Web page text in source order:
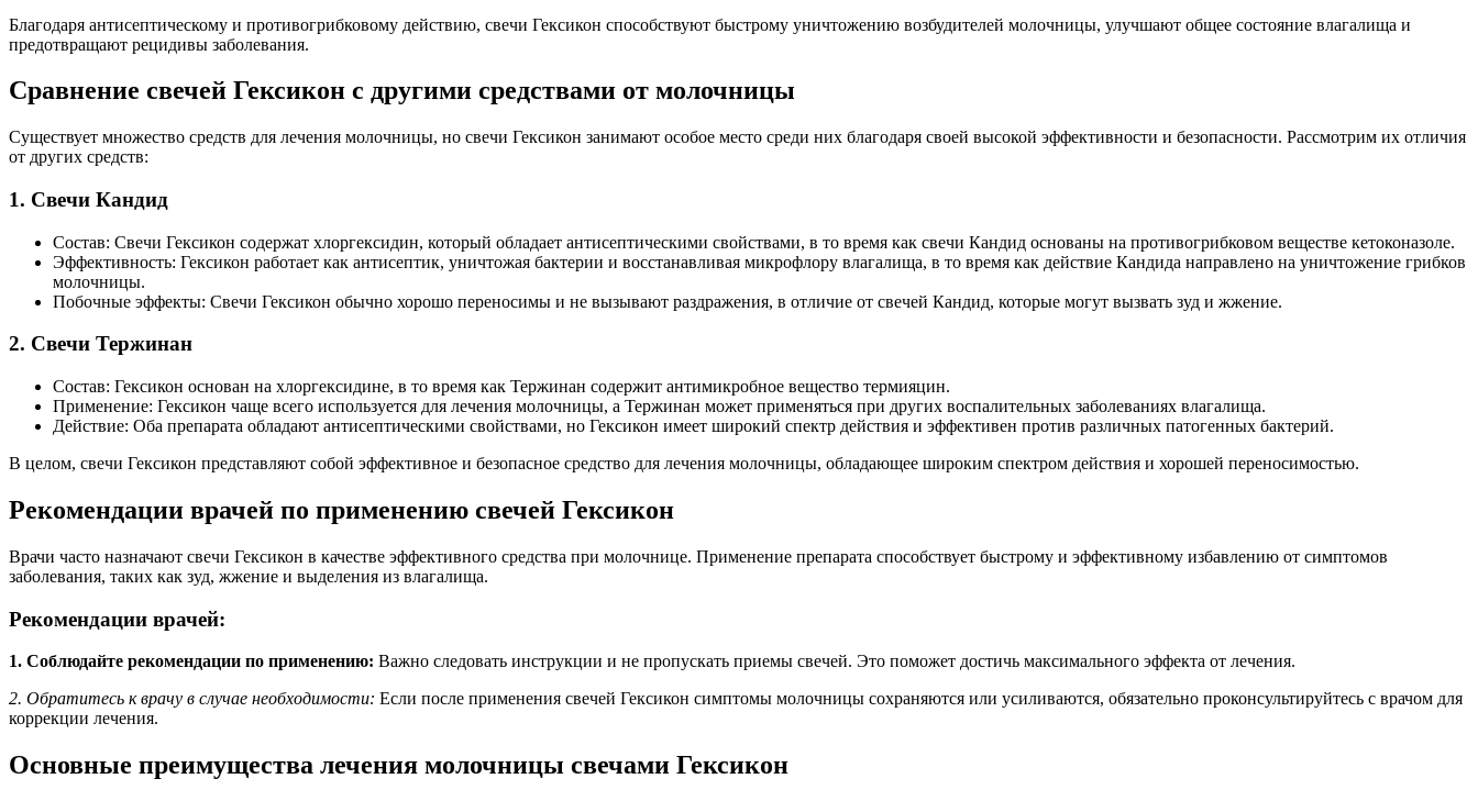
Благодаря антисептическому и противогрибковому действию, свечи Гексикон способствуют быстрому уничтожению возбудителей молочницы, улучшают общее состояние влагалища и
предотвращают рецидивы заболевания.
Сравнение свечей Гексикон с другими средствами от молочницы
Существует множество средств для лечения молочницы, но свечи Гексикон занимают особое место среди них благодаря своей высокой эффективности и безопасности. Рассмотрим их отличия
от других средств:
1. Свечи Кандид
Состав: Свечи Гексикон содержат хлоргексидин, который обладает антисептическими свойствами, в то время как свечи Кандид основаны на противогрибковом веществе кетоконазоле.
Эффективность: Гексикон работает как антисептик, уничтожая бактерии и восстанавливая микрофлору влагалища, в то время как действие Кандида направлено на уничтожение грибков
молочницы.
Побочные эффекты: Свечи Гексикон обычно хорошо переносимы и не вызывают раздражения, в отличие от свечей Кандид, которые могут вызвать зуд и жжение.
2. Свечи Тержинан
Состав: Гексикон основан на хлоргексидине, в то время как Тержинан содержит антимикробное вещество термияцин.
Применение: Гексикон чаще всего используется для лечения молочницы, а Тержинан может применяться при других воспалительных заболеваниях влагалища.
Действие: Оба препарата обладают антисептическими свойствами, но Гексикон имеет широкий спектр действия и эффективен против различных патогенных бактерий.
В целом, свечи Гексикон представляют собой эффективное и безопасное средство для лечения молочницы, обладающее широким спектром действия и хорошей переносимостью.
Рекомендации врачей по применению свечей Гексикон
Врачи часто назначают свечи Гексикон в качестве эффективного средства при молочнице. Применение препарата способствует быстрому и эффективному избавлению от симптомов
заболевания, таких как зуд, жжение и выделения из влагалища.
Рекомендации врачей:
1. Соблюдайте рекомендации по применению: Важно следовать инструкции и не пропускать приемы свечей. Это поможет достичь максимального эффекта от лечения.
2. Обратитесь к врачу в случае необходимости: Если после применения свечей Гексикон симптомы молочницы сохраняются или усиливаются, обязательно проконсультируйтесь с врачом для
коррекции лечения.
Основные преимущества лечения молочницы свечами Гексикон